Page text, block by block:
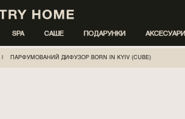
SPA САШЕ ПОДАРУНКИ АКСЕСУАРИ
ПАРФУМОВАНИЙ ДИФУЗОР BORN IN KYIV (CUBE)